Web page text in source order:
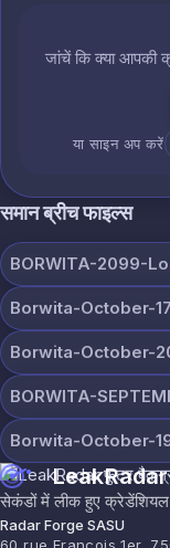
जांचें कि क्या आपकी
या साइन अप करें
समान ब्रीच फाइल्स
BORWITA-2099-
Borwita-October-
Borwita-October-
BORWITA-
Borwita-October-
LeakRadar
सेकंडों में लीक हुए
Radar Forge SASU